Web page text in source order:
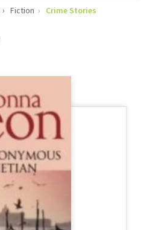
Fiction Crime Stories